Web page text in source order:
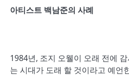
아티스트 백남준의 사례
1984년, 조지 오웰이 오래 전에
는 시대가 도래 할 것이라고 예언